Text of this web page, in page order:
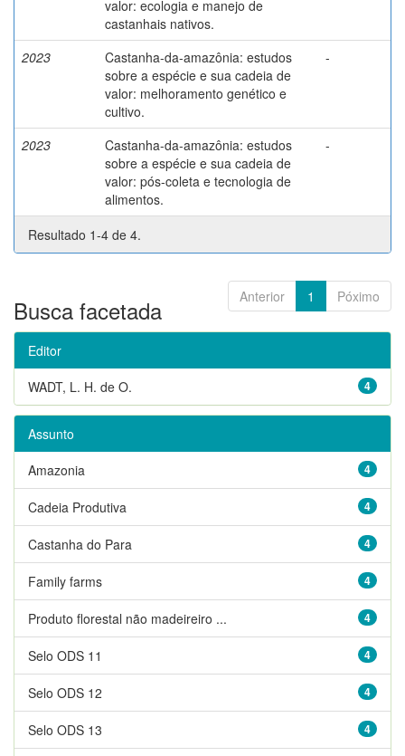
valor: ecologia e manejo de
castanhais nativos.
2023
Castanha-da-amazônia: estudos
sobre a espécie e sua cadeia de
valor: melhoramento genético e
cultivo.
-
2023
Castanha-da-amazônia: estudos
sobre a espécie e sua cadeia de
valor: pós-coleta e tecnologia de
alimentos.
-
Resultado 1-4 de 4.
Anterior 1 Póximo
Busca facetada
Editor
4
WADT, L. H. de O.
Assunto
4
Amazonia
4
Cadeia Produtiva
4
Castanha do Para
4
Family farms
4
Produto florestal não madeireiro ...
4
Selo ODS 11
4
Selo ODS 12
4
Selo ODS 13